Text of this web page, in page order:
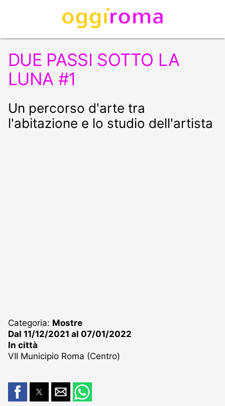
DUE PASSI SOTTO LA
LUNA #1
Un percorso d'arte tra
l'abitazione e lo studio dell'artista
Categoria: Mostre
Dal 11/12/2021 al 07/01/2022
In città
VII Municipio Roma (Centro)